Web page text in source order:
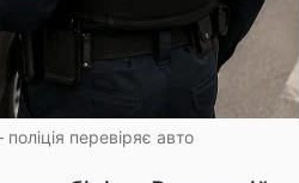
перевіряє авто